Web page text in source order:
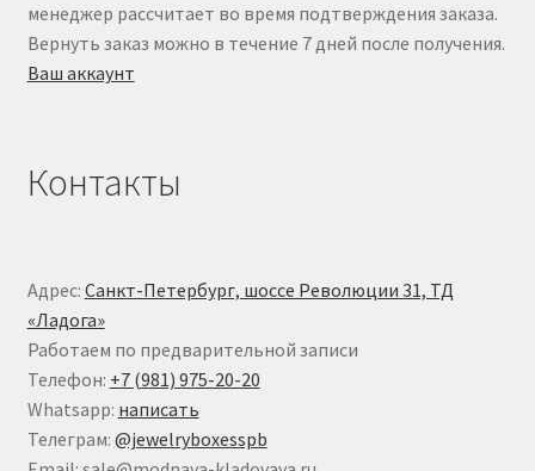
менеджер рассчитает во время подтверждения заказа.
Вернуть заказ можно в течение 7 дней после получения.
Ваш аккаунт
Контакты
Адрес: Санкт-Петербург, шоссе Революции 31, ТД
«Ладога»
Работаем по предварительной записи
Телефон: +7 (981) 975-20-20
Whatsapp: написать
Телеграм: @jewelryboxesspb